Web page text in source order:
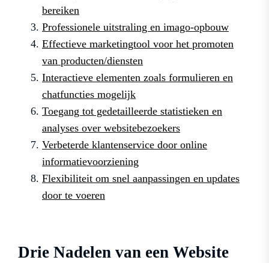
bereiken
Professionele uitstraling en imago-opbouw
Effectieve marketingtool voor het promoten
van producten/diensten
Interactieve elementen zoals formulieren en
chatfuncties mogelijk
Toegang tot gedetailleerde statistieken en
analyses over websitebezoekers
Verbeterde klantenservice door online
informatievoorziening
Flexibiliteit om snel aanpassingen en updates
door te voeren
Drie Nadelen van een Website